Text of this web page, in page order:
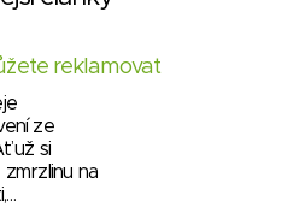
reklamovat
ze
už si
na